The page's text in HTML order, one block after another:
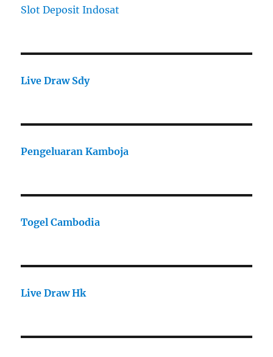
Slot Deposit Indosat
Live Draw Sdy
Pengeluaran Kamboja
Togel Cambodia
Live Draw Hk